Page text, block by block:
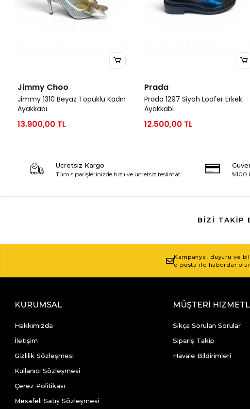
Jimmy Choo
Jimmy 1310 Beyaz Topuklu Kadın
Ayakkabı
13.900,00 TL
Prada
Prada 1297 Siyah Loafer Erkek
Ayakkabı
12.500,00 TL
Ücretsiz Kargo
Tüm siparişlerinizde hızlı ve ücretsiz teslimat %100
BIZI TAKIP
Kampanya, duyuru ve
e-posta ile haberdar
KURUMSAL
Hakkımızda
İletişim
Gizlilik Sözleşmesi
Kullanıcı Sözleşmesi
Çerez Politikası
Mesafeli Satış Sözleşmesi
MÜŞTERİ
Sıkça Sorulan Sorular
Sipariş Takip
Havale Bildirimleri